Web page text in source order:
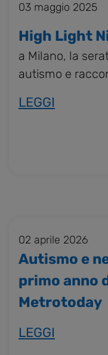
03 maggio 2025
High Light
a Milano, la
autismo e
LEGGI
02 aprile 2026
Autismo e
primo anno
Metrotoday
LEGGI